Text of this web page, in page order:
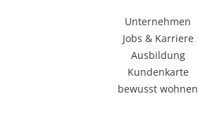
Unternehmen
Jobs & Karriere
Ausbildung
Kundenkarte
bewusst wohnen